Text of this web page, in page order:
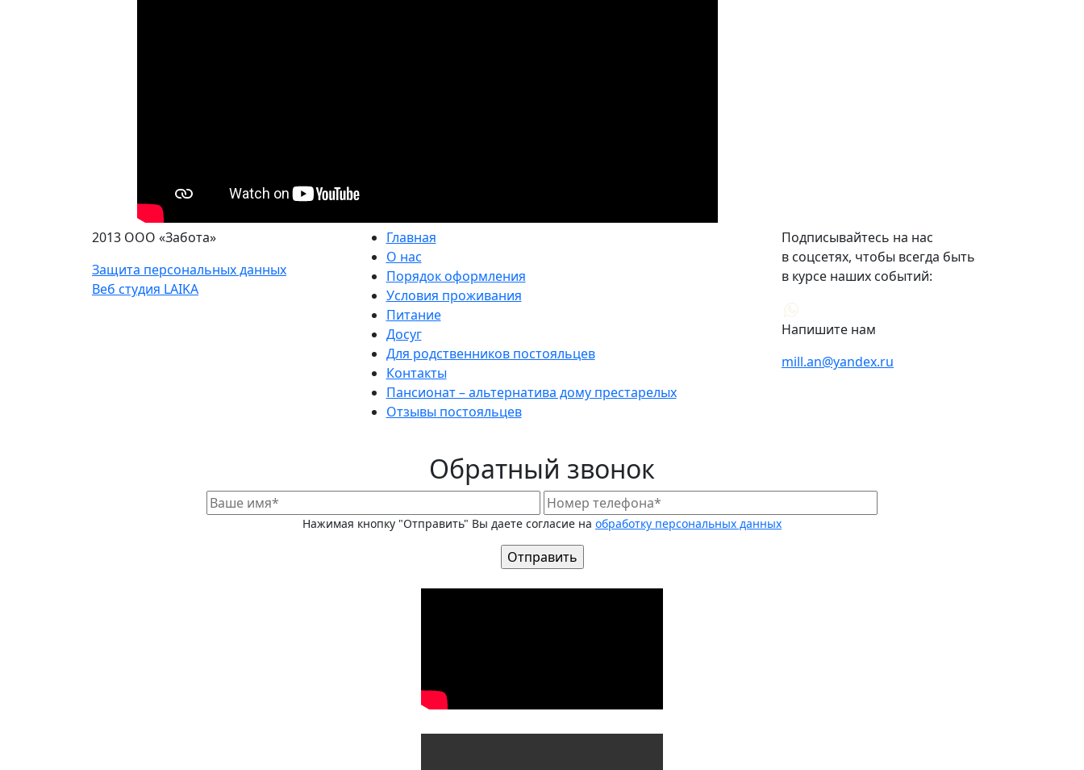
2013 ООО «Забота»
Защита персональных данных
Веб студия LAIKA
Главная
О нас
Порядок оформления
Условия проживания
Питание
Досуг
Для родственников постояльцев
Контакты
Пансионат – альтернатива дому престарелых
Отзывы постояльцев
Подписывайтесь на нас
в соцсетях, чтобы всегда быть
в курсе наших событий:
Напишите нам
mill.an@yandex.ru
Обратный звонок
Нажимая кнопку "Отправить" Вы даете согласие на обработку персональных данных